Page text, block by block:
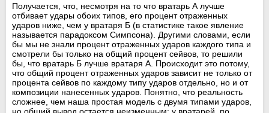
Получается, что, несмотря на то что вратарь А лучше
отбивает удары обоих типов, его процент отраженных
ударов ниже, чем у вратаря Б (в статистике такое явление
называется парадоксом Симпсона). Другими словами, если
бы мы не знали процент отраженных ударов каждого типа и
смотрели бы только на общий процент сейвов, то решили
бы, что вратарь Б лучше вратаря А. Происходит это потому,
что общий процент отраженных ударов зависит не только от
процента сейвов по каждому типу ударов отдельно, но и от
композиции нанесенных ударов. Понятно, что реальность
сложнее, чем наша простая модель с двумя типами ударов,
но общий вывод остается неизменным: у вратарей, по